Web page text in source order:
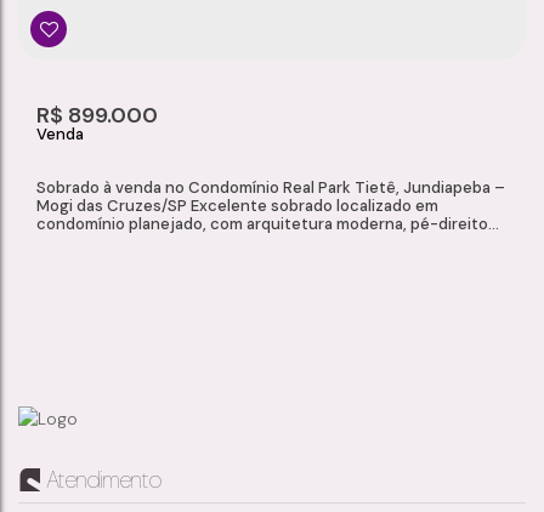
R$ 899.000
Jundiapeba,Mogi das Cruzes,São Paulo,Brasil
Sobrado à venda no Condomínio Real Park Tietê, Jundiapeba –
Mogi das Cruzes/SP Excelente sobrado localizado em
condomínio planejado, com arquitetura moderna, pé-direito
Atendimento